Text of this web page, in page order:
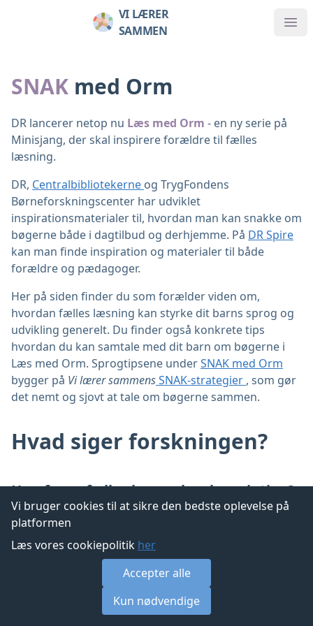
VI LÆRER
SAMMEN
Vi bruger cookies til at sikre den bedste oplevelse på
platformen
Læs vores cookiepolitik her
Accepter alle
Kun nødvendige
SNAK med Orm
DR lancerer netop nu Læs med Orm - en ny serie på
Minisjang, der skal inspirere forældre til fælles
læsning.
DR, Centralbibliotekerne og TrygFondens
Børneforskningscenter har udviklet
inspirationsmaterialer til, hvordan man kan snakke om
bøgerne både i dagtilbud og derhjemme. På DR Spire
kan man finde inspiration og materialer til både
forældre og pædagoger.
Her på siden finder du som forælder viden om,
hvordan fælles læsning kan styrke dit barns sprog og
udvikling generelt. Du finder også konkrete tips
hvordan du kan samtale med dit barn om bøgerne i
Læs med Orm. Sprogtipsene underSNAK med Orm
bygger på Vi lærer sammensSNAK-strategier , som gør
det nemt og sjovt at tale om bøgerne sammen.
Hvad siger forskningen?
Hvorfor er fælles læseoplevelser vigtige?
For mange børn og voksne er højtlæsning forbundet
forskning viser, at hvis den voksne samtidigt inddrager
barnet aktivt i samtaler om bogens indhold, styrker
det barnets sproglige udvikling. Selvom det ikke er lige
så velundersøgt peger forskning også på, at fælles